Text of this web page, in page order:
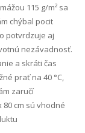
115 g/m² sa
chýbal pocit
potvrdzuje aj
nezávadnosť.
a skráti čas
prať na 40 °C,
zaručí
80 cm sú vhodné